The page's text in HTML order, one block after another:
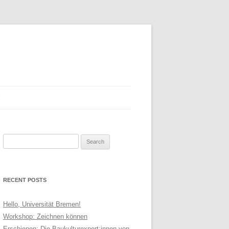
RECENT POSTS
Hello, Universität Bremen!
Workshop: Zeichnen können